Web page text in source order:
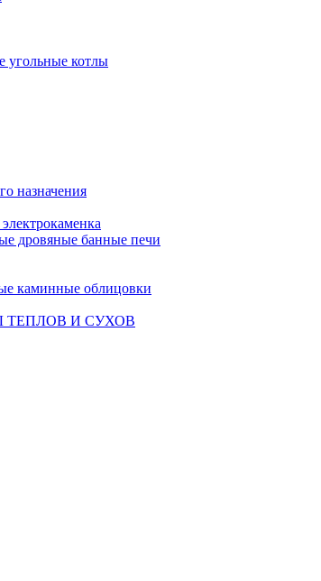
угольные котлы
назначения
дровяные банные печи
каминные облицовки
И СУХОВ